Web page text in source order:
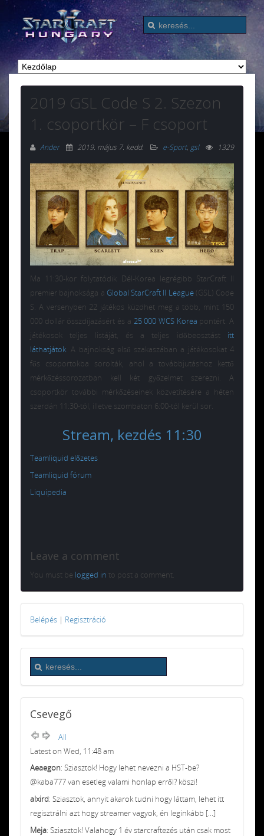
2019 GSL Code S 2. Szezon
1. csoportkör – F csoport
Ander 2019. május 7. kedd. e-Sport, gsl 1329
Ma 11:30-kor folytatódik Dél-Korea legrégibb StarCraft II
premier bajnoksága a Global StarCraft II League(GSL) Code
S. A versenyben 22 játékos küzdhet meg a több, mint 150
000 dollár összdíjazásért és a 25 000 WCS Korea pontért. A
játékosok teljes listáját, és a teljes időbeosztást itt
láthatjátok. A bajnokság első szakaszában a játékosokat 4
fős csoportokba sorolták, ahol a továbbjutáshoz kettő
mérkőzéssorozatban kell két győzelmet szerezni. A
csoportkör további mérkőzéseinek közvetítésére a héten
szerdán 11:30-tól, illetve szombaton 6:00-tól kerül sor.
Stream, kezdés 11:30
Teamliquid előzetes
Teamliquid fórum
Liquipedia
Leave a comment
You must be logged in to post a comment.
Belépés | Regisztráció
Csevegő
All
Latest on Wed, 11:48 am
Aeaegon: Sziasztok! Hogy lehet nevezni a HST-be?
@kaba777 van esetleg valami honlap erről? köszi!
alxird: Sziasztok, annyit akarok tudni hogy láttam, lehet itt
regisztrálni azt hogy streamer vagyok, én leginkább [...]
Meja: Sziasztok! Valahogy 1 év starcraftezés után csak most